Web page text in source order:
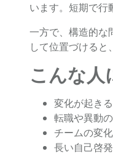
います。短期で行
一方で、構造的な
して位置づけると
こんな人
変化が起き
転職や異動
チームの変
長い自己啓